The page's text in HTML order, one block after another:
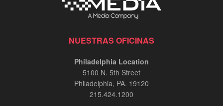
NUESTRAS OFICINAS
Philadelphia Location
5100 N. 5th Street
Philadelphia, PA. 19120
215.424.1200